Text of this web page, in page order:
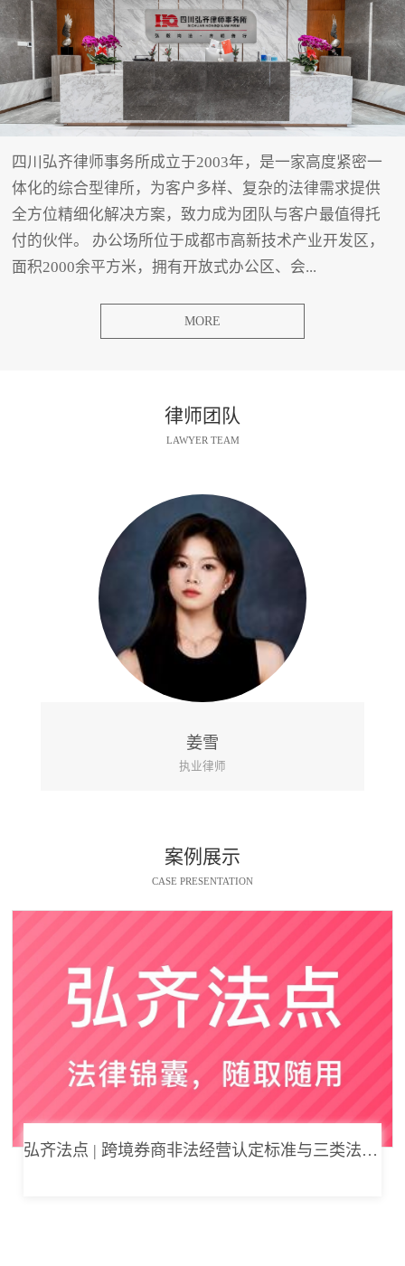
四川弘齐律师事务所成立于2003年，是一家高度紧密一
体化的综合型律所，为客户多样、复杂的法律需求提供
全方位精细化解决方案，致力成为团队与客户最值得托
付的伙伴。 办公场所位于成都市高新技术产业开发区，
面积2000余平方米，拥有开放式办公区、会...
MORE
律师团队
LAWYER TEAM
姜雪
执业律师
案例展示
CASE PRESENTATION
弘齐法点 | 跨境券商非法经营认定标准与三类法律风险边界